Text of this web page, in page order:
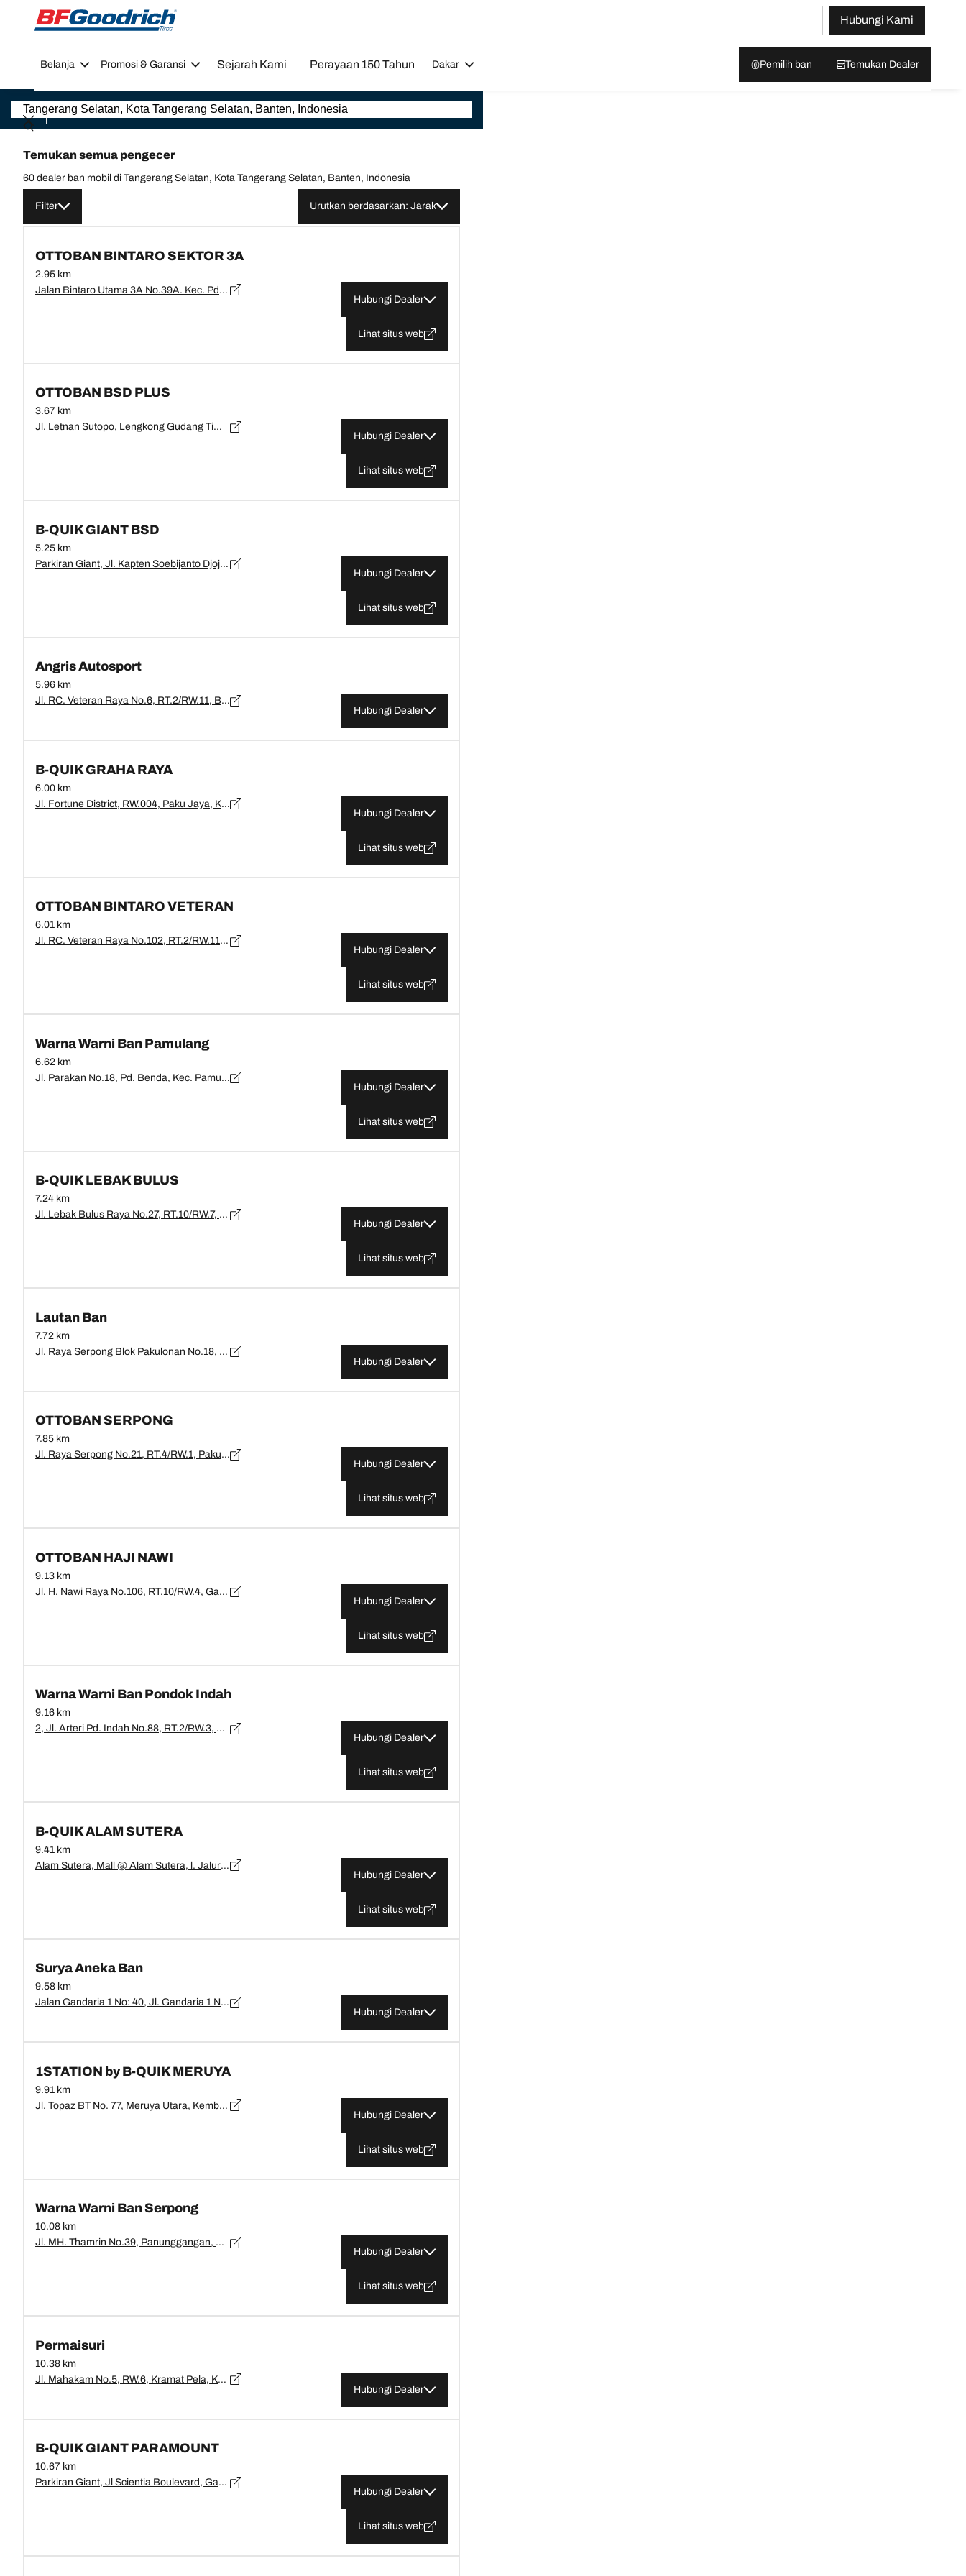
Go to page content
Go to page navigation
Hubungi Kami
Belanja Promosi & Garansi Sejarah Kami Perayaan 150 Tahun Dakar Pemilih ban Temukan Dealer
Temukan semua pengecer
60 dealer ban mobil di Tangerang Selatan, Kota Tangerang Selatan, Banten, Indonesia
Filter Urutkan berdasarkan: Jarak
OTTOBAN BINTARO SEKTOR 3A
2.95 km
Jalan Bintaro Utama 3A No.39A. Kec. Pd.Karya, Blok DD, Kec. Pd. Aren, Kota Tangerang Selatan, Banten 15225, Banten, Tangerang Selatan - 15225
Hubungi Dealer
Lihat situs web
OTTOBAN BSD PLUS
3.67 km
Jl. Letnan Sutopo, Lengkong Gudang Tim., Kec. Serpong, Kota Tangerang Selatan, Banten 15310, Banten, Tangerang Selatan - 15310
Hubungi Dealer
Lihat situs web
B-QUIK GIANT BSD
5.25 km
Parkiran Giant, Jl. Kapten Soebijanto Djojohadikusumo, Lengkong Gudang, Kec. Serpong, Kota Tangerang Selatan, Banten 15321, Banten, Tangerang - 15321
Hubungi Dealer
Lihat situs web
Angris Autosport
5.96 km
Jl. RC. Veteran Raya No.6, RT.2/RW.11, Bintaro, Kec. Pesanggrahan, Kota Jakarta Selatan, Daerah Khusus Ibukota Jakarta 12230, DKI Jakarta, Jakarta - 12330
Hubungi Dealer
B-QUIK GRAHA RAYA
6.00 km
Jl. Fortune District, RW.004, Paku Jaya, Kec. Serpong Utara, Kota Tangerang Selatan, Banten 15220, Banten, Banten - 15220
Hubungi Dealer
Lihat situs web
OTTOBAN BINTARO VETERAN
6.01 km
Jl. RC. Veteran Raya No.102, RT.2/RW.11, Bintaro, Kec. Pesanggrahan, Kota Jakarta Selatan, Daerah Khusus Ibukota Jakarta 12330, DKI Jakarta, Jakarta - 12330
Hubungi Dealer
Lihat situs web
Warna Warni Ban Pamulang
6.62 km
Jl. Parakan No.18, Pd. Benda, Kec. Pamulang, Kota Tangerang Selatan, Banten 15419, Banten, Tangerang Selatan - 15419
Hubungi Dealer
Lihat situs web
B-QUIK LEBAK BULUS
7.24 km
Jl. Lebak Bulus Raya No.27, RT.10/RW.7, Pd. Pinang, Kec. Kby. Lama, Kota Jakarta Selatan, Jakarta 12440, DKI Jakarta, Jakarta - 12440
Hubungi Dealer
Lihat situs web
Lautan Ban
7.72 km
Jl. Raya Serpong Blok Pakulonan No.18, Pakulonan, Kec. Serpong Utara, Kota Tangerang Selatan, Banten 15325, Indonesia, Banten, Tangerang Selatan - 15325
Hubungi Dealer
OTTOBAN SERPONG
7.85 km
Jl. Raya Serpong No.21, RT.4/RW.1, Pakulonan, Kec. Serpong Utara, Kota Tangerang Selatan, Banten 15325, Banten, Tangerang Selatan - 15325
Hubungi Dealer
Lihat situs web
OTTOBAN HAJI NAWI
9.13 km
Jl. H. Nawi Raya No.106, RT.10/RW.4, Gandaria Sel., Kec. Cilandak, Kota Jakarta Selatan, Daerah Khusus Ibukota Jakarta 12420, DKI Jakarta, Jakarta - 12420
Hubungi Dealer
Lihat situs web
Warna Warni Ban Pondok Indah
9.16 km
2, Jl. Arteri Pd. Indah No.88, RT.2/RW.3, Kby. Lama Utara, Kec. Kby. Lama, Kota Jakarta Selatan, Daerah Khusus Ibukota Jakarta 12240, DKI Jakarta, Jakarta - 12240
Hubungi Dealer
Lihat situs web
B-QUIK ALAM SUTERA
9.41 km
Alam Sutera, Mall @ Alam Sutera, l. Jalur Sutera Barat Kav.16, Parkiran No.RT.002, RT.002/RW.003, East Panunggangan, Pinang, Tangerang, Banten 15143, Banten, Tangerang - 15143
Hubungi Dealer
Lihat situs web
Surya Aneka Ban
9.58 km
Jalan Gandaria 1 No: 40, Jl. Gandaria 1 No.40, RT.1/RW.10, Kramat Pela, Kec. Kby. Baru, Kota Jakarta Selatan, Daerah Khusus Ibukota Jakarta 12140, DKI Jakarta, Jakarta - 12130
Hubungi Dealer
1STATION by B-QUIK MERUYA
9.91 km
Jl. Topaz BT No. 77, Meruya Utara, Kembangan, Parkiran Lotte Mart Meruya, RT.6/RW.11, Meruya Utara, Kembangan, RT.6/RW.11, North Meruya, Kembangan, West Jakarta City, Jakarta 11620, DKI Jakarta, Jakarta - 11620
Hubungi Dealer
Lihat situs web
Warna Warni Ban Serpong
10.08 km
Jl. MH. Thamrin No.39, Panunggangan, Kec. Pinang, Kota Tangerang, Banten 15143, Banten, Tangerang Selatan - 15311
Hubungi Dealer
Lihat situs web
Permaisuri
10.38 km
Jl. Mahakam No.5, RW.6, Kramat Pela, Kec. Kby. Baru, Kota Jakarta Selatan, Daerah Khusus Ibukota Jakarta 12130, DKI Jakarta, Jakarta - 12130
Hubungi Dealer
B-QUIK GIANT PARAMOUNT
10.67 km
Parkiran Giant, Jl Scientia Boulevard, Gading Serpong, Curug Sangereng, Kelapa Dua, Curug Sangereng, Kec. Klp. Dua, Kabupaten Tangerang, Banten 15810, Banten, Tangerang - 15810
Hubungi Dealer
Lihat situs web